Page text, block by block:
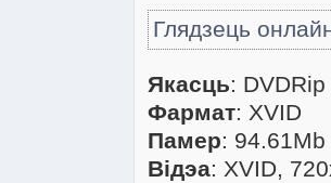
Глядзець
Якасць: DVDRip
Фармат: XVID
Памер:
Відэа: XVID,